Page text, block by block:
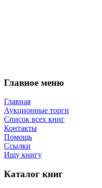
Главное меню
Главная
Аукционные торги
Список всех книг
Контакты
Помощь
Ссылки
Ищу книгу
Каталог книг